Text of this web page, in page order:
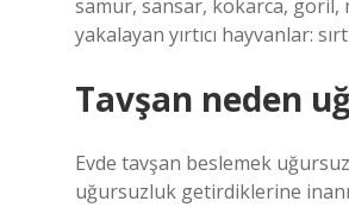
samur, sansar, kokarca, goril,
yakalayan yırtıcı hayvanlar:
Tavşan neden
Evde tavşan beslemek
uğursuzluk getirdiklerine